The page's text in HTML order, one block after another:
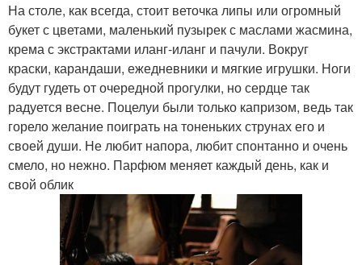
На столе, как всегда, стоит веточка липы или огромный
букет с цветами, маленький пузырек с маслами жасмина,
крема с экстрактами иланг-иланг и пачули. Вокруг
краски, карандаши, ежедневники и мягкие игрушки. Ноги
будут гудеть от очередной прогулки, но сердце так
радуется весне. Поцелуи были только капризом, ведь так
горело желание поиграть на тоненьких струнах его и
своей души. Не любит напора, любит спонтанно и очень
смело, но нежно. Парфюм меняет каждый день, как и
свой облик